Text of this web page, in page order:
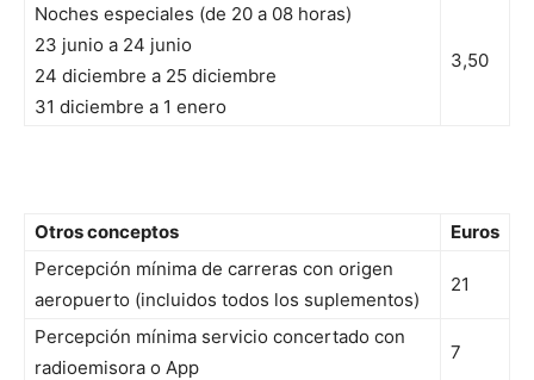
Noches especiales (de 20 a 08 horas)
23 junio a 24 junio
24 diciembre a 25 diciembre
31 diciembre a 1 enero
3,50
Otros conceptos
Euros
Percepción mínima de carreras con origen
aeropuerto (incluidos todos los suplementos)
21
Percepción mínima servicio concertado con
radioemisora o App
7